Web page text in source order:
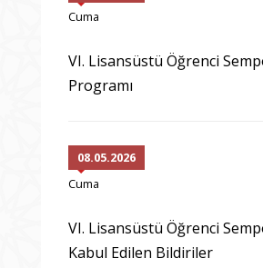
Cuma
VI. Lisansüstü Öğrenci
Programı
08.05.2026
Cuma
VI. Lisansüstü Öğrenci
Kabul Edilen Bildiriler